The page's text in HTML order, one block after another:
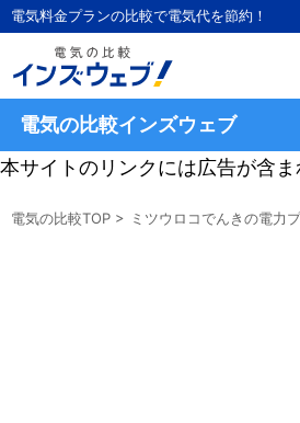
電気料金プランの比較で電気代を節約！
電気の比較インズウェブ
本サイトのリンクには広告が含
電気の比較TOP > ミツウロコでんきの電力